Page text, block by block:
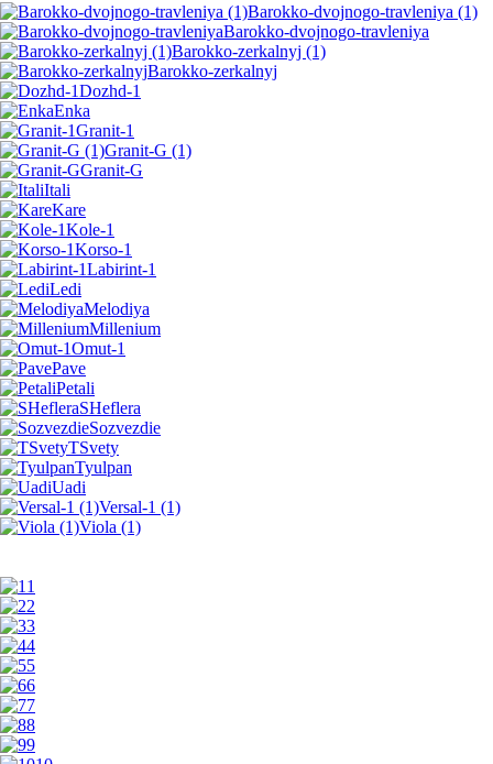
Barokko-dvojnogo-travleniya (1)
Barokko-dvojnogo-travleniya
Barokko-zerkalnyj (1)
Barokko-zerkalnyj
Dozhd-1
Enka
Granit-1
Granit-G (1)
Granit-G
Itali
Kare
Kole-1
Korso-1
Labirint-1
Ledi
Melodiya
Millenium
Omut-1
Pave
Petali
SHeflera
Sozvezdie
TSvety
Tyulpan
Uadi
Versal-1 (1)
Viola (1)
1
2
3
4
5
6
7
8
9